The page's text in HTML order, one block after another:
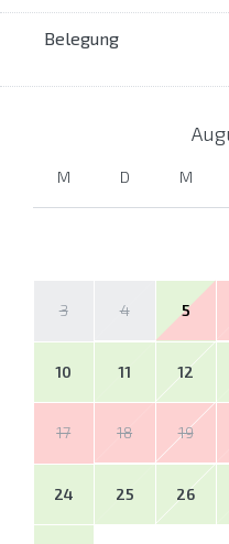
Belegung
M D M
3 4 5
10 11 12
17 18 19
24 25 26